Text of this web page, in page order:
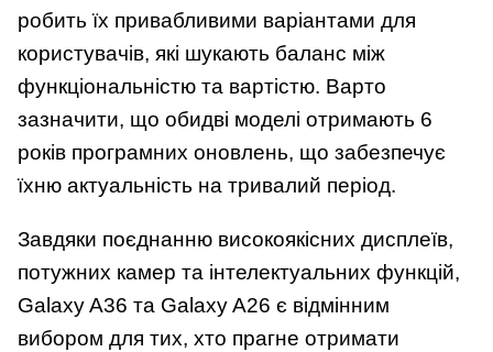
робить їх привабливими варіантами для
користувачів, які шукають баланс між
функціональністю та вартістю. Варто
зазначити, що обидві моделі отримають 6
років програмних оновлень, що забезпечує
їхню актуальність на тривалий період.
Завдяки поєднанню високоякісних дисплеїв,
потужних камер та інтелектуальних функцій,
Galaxy A36 та Galaxy A26 є відмінним
вибором для тих, хто прагне отримати